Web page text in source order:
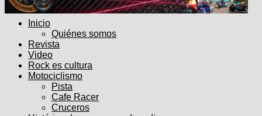
Inicio
Quiénes somos
Revista
Video
Rock es cultura
Motociclismo
Pista
Cafe Racer
Cruceros